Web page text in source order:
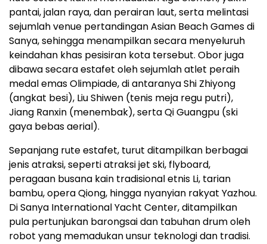
pantai, jalan raya, dan perairan laut, serta melintasi
sejumlah venue pertandingan Asian Beach Games di
Sanya, sehingga menampilkan secara menyeluruh
keindahan khas pesisiran kota tersebut. Obor juga
dibawa secara estafet oleh sejumlah atlet peraih
medal emas Olimpiade, di antaranya Shi Zhiyong
(angkat besi), Liu Shiwen (tenis meja regu putri),
Jiang Ranxin (menembak), serta Qi Guangpu (ski
gaya bebas aerial).
Sepanjang rute estafet, turut ditampilkan berbagai
jenis atraksi, seperti atraksi jet ski, flyboard,
peragaan busana kain tradisional etnis Li, tarian
bambu, opera Qiong, hingga nyanyian rakyat Yazhou.
Di Sanya International Yacht Center, ditampilkan
pula pertunjukan barongsai dan tabuhan drum oleh
robot yang memadukan unsur teknologi dan tradisi.